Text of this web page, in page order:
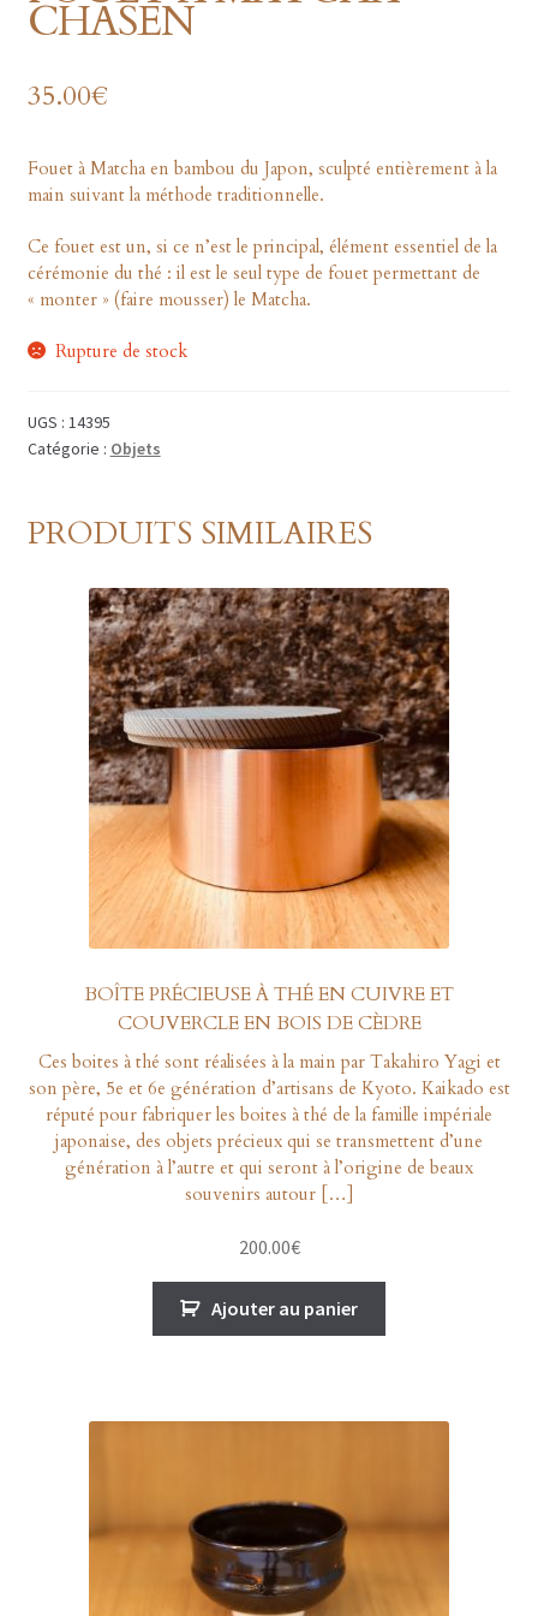
Collaborations
日本語
CHASEN
35.00€
Fouet à Matcha en bambou du Japon, sculpté entièrement à la
main suivant la méthode traditionnelle.
Ce fouet est un, si ce n’est le principal, élément essentiel de la
cérémonie du thé : il est le seul type de fouet permettant de
« monter » (faire mousser) le Matcha.
Rupture de stock
UGS : 14395
Catégorie : Objets
PRODUITS SIMILAIRES
BOÎTE PRÉCIEUSE À THÉ EN CUIVRE ET
COUVERCLE EN BOIS DE CÈDRE
Ces boites à thé sont réalisées à la main par Takahiro Yagi et
son père, 5e et 6e génération d’artisans de Kyoto. Kaikado est
réputé pour fabriquer les boites à thé de la famille impériale
japonaise, des objets précieux qui se transmettent d’une
génération à l’autre et qui seront à l’origine de beaux
souvenirs autour […]
200.00€
Ajouter au panier